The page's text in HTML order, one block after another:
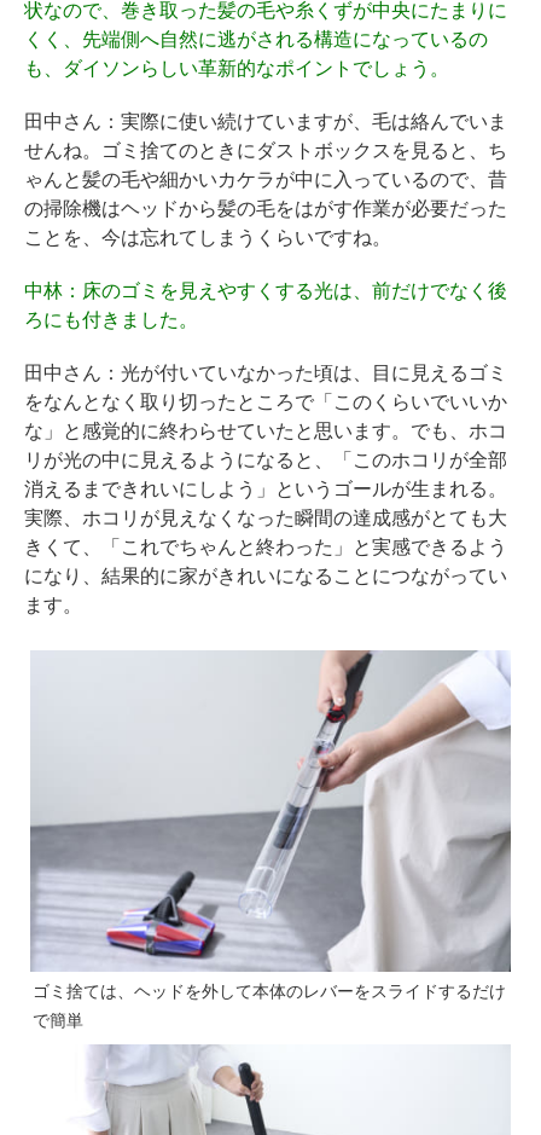
状なので、巻き取った髪の毛や糸くずが中央にたまりに
くく、先端側へ自然に逃がされる構造になっているの
も、ダイソンらしい革新的なポイントでしょう。
田中さん ：実際に使い続けていますが、毛は絡んでいま
せんね。ゴミ捨てのときにダストボックスを見ると、ち
ゃんと髪の毛や細かいカケラが中に入っているので、昔
の掃除機はヘッドから髪の毛をはがす作業が必要だった
ことを、今は忘れてしまうくらいですね。
中林：床のゴミを見えやすくする光は、前だけでなく後
ろにも付きました。
田中さん ：光が付いていなかった頃は、目に見えるゴミ
をなんとなく取り切ったところで「このくらいでいいか
な」と感覚的に終わらせていたと思います。でも、ホコ
リが光の中に見えるようになると、「このホコリが全部
消えるまできれいにしよう」というゴールが生まれる。
実際、ホコリが見えなくなった瞬間の達成感がとても大
きくて、「これでちゃんと終わった」と実感できるよう
になり、結果的に家がきれいになることにつながってい
ます。
ゴミ捨ては、ヘッドを外して本体のレバーをスライドするだけ
で簡単